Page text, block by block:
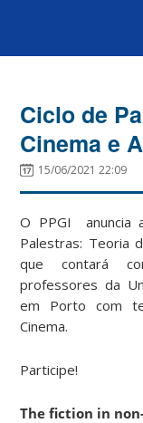
Ciclo de
Cinema e
15/06/2021 22:09
O PPGI anuncia
Palestras: Teoria
que contará
professores da
em Porto com
Cinema.
Participe!
The fiction in